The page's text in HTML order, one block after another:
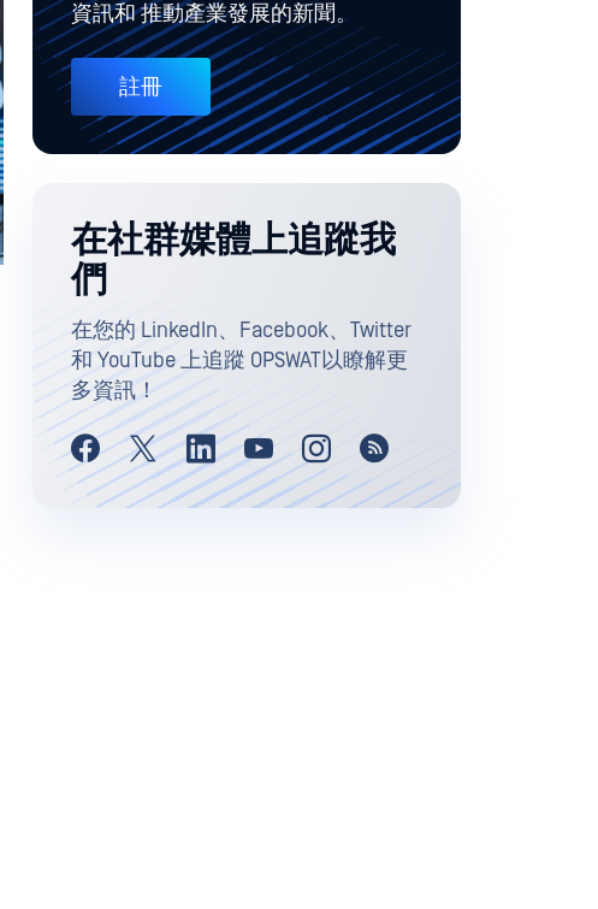
資訊和 推動產業發展的新聞。
註冊
在社群媒體上追蹤我
們
在您的 LinkedIn、Facebook、Twitter
和 YouTube 上追蹤 OPSWAT以瞭解更
多資訊！